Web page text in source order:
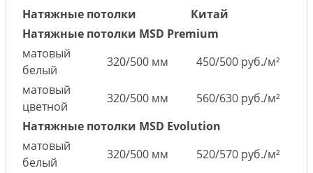
Натяжные потолки
Китай
Натяжные потолки MSD Premium
матовый
белый
320/500 мм
450/500 руб./м²
матовый
цветной
320/500 мм
560/630 руб./м²
Натяжные потолки MSD Evolution
матовый
белый
320/500 мм 520/570 руб./м²